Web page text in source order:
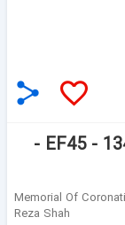
مدال یادبود نقره جشن تاجگذاری 1346 - EF45 -
Memorial Of
Reza Shah